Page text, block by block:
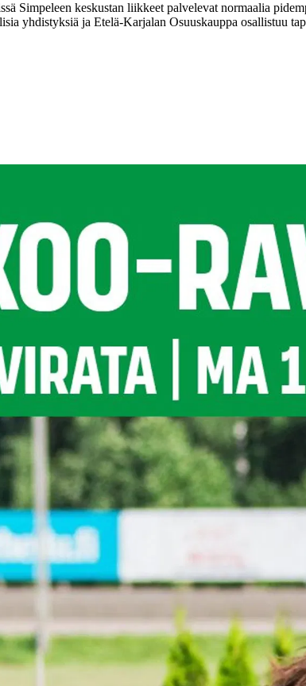
Simpeleen keskustan liikkeet palvelevat normaalia
yhdistyksiä ja Etelä-Karjalan Osuuskauppa osallistuu